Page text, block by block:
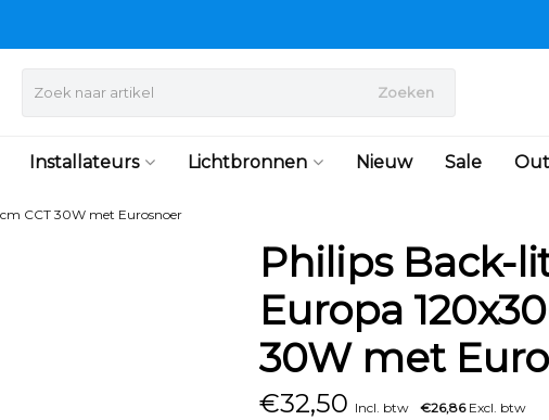
Zoeken
Installateurs Lichtbronnen Nieuw Sale
CCT 30W met Eurosnoer
Philips Back-
Europa
30W met
€32,50 Incl. btw €26,86Excl. btw